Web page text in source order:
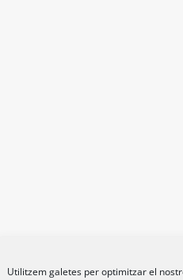
Utilitzem galetes per optimitzar el